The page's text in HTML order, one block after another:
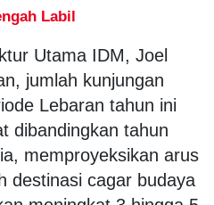
Labil
Utama IDM, Joel
jumlah kunjungan
Lebaran tahun ini
dibandingkan tahun
memproyeksikan arus
destinasi cagar budaya